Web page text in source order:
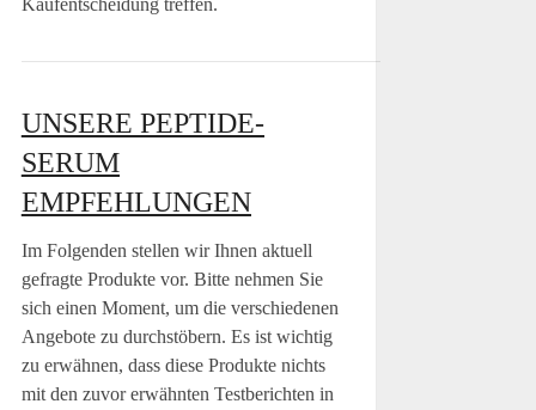
UNSERE PEPTIDE-
SERUM
EMPFEHLUNGEN
Im Folgenden stellen wir Ihnen aktuell
gefragte Produkte vor. Bitte nehmen Sie
sich einen Moment, um die verschiedenen
Angebote zu durchstöbern. Es ist wichtig
zu erwähnen, dass diese Produkte nichts
mit den zuvor erwähnten Testberichten in